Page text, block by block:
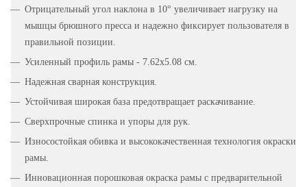
Отрицательный угол наклона в 10° увеличивает нагрузку на
мышцы брюшного пресса и надежно фиксирует пользователя в
правильной позиции.
Усиленный профиль рамы - 7.62х5.08 см.
Надежная сварная конструкция.
Устойчивая широкая база предотвращает раскачивание.
Сверхпрочные спинка и упоры для рук.
Износостойкая обивка и высококачественная технология окраски
рамы.
Инновационная порошковая окраска рамы с предварительной